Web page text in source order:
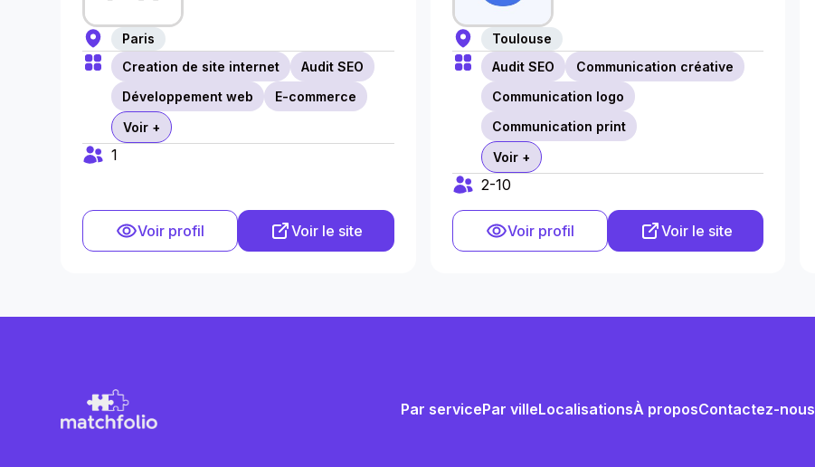
Paris
Creation de site internet
Audit SEO
Développement web
E-commerce
Voir +
1
Voir profil Voir le site
Toulouse
Audit SEO
Communication créative
Communication logo
Communication print
Voir +
2-10
Voir profil Voir le site
Par servicePar villeLocalisationsÀ proposContactez-nous